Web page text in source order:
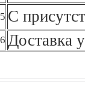
С
Доставка